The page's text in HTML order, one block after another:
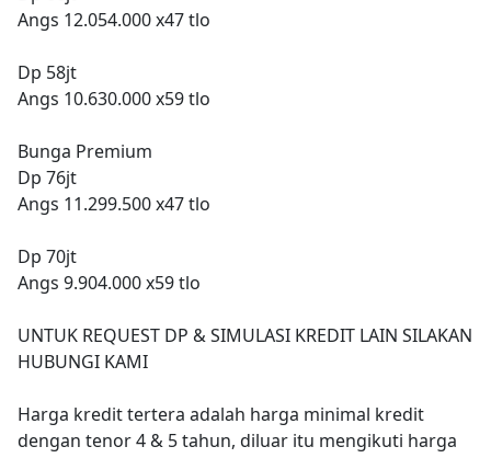
Angs 12.054.000 x47 tlo
Dp 58jt
Angs 10.630.000 x59 tlo
Bunga Premium
Dp 76jt
Angs 11.299.500 x47 tlo
Dp 70jt
Angs 9.904.000 x59 tlo
UNTUK REQUEST DP & SIMULASI KREDIT LAIN SILAKAN
HUBUNGI KAMI
Harga kredit tertera adalah harga minimal kredit
dengan tenor 4 & 5 tahun, diluar itu mengikuti harga